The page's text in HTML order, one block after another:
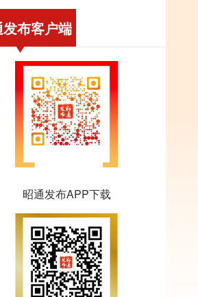
布客户端
昭通发布APP下载